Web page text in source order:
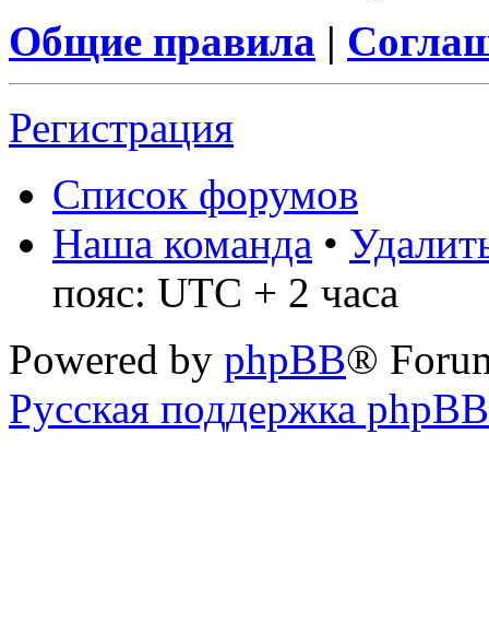
Общие правила |
Регистрация
Список форумов
Наша команда •
пояс: UTC + 2 часа
Powered by phpBB®
Русская поддержка phpBB